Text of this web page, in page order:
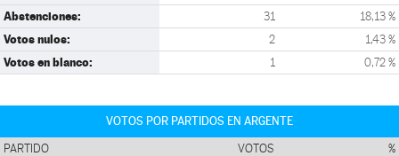
Abstenciones: 31 18,13 %
Votos nulos: 2 1,43 %
Votos en blanco: 1 0,72 %
VOTOS POR PARTIDOS EN ARGENTE
PARTIDO VOTOS %